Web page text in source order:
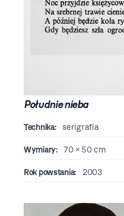
Południe nieba
Technika: serigrafia
Wymiary: 70 × 50 cm
Rok powstania: 2003